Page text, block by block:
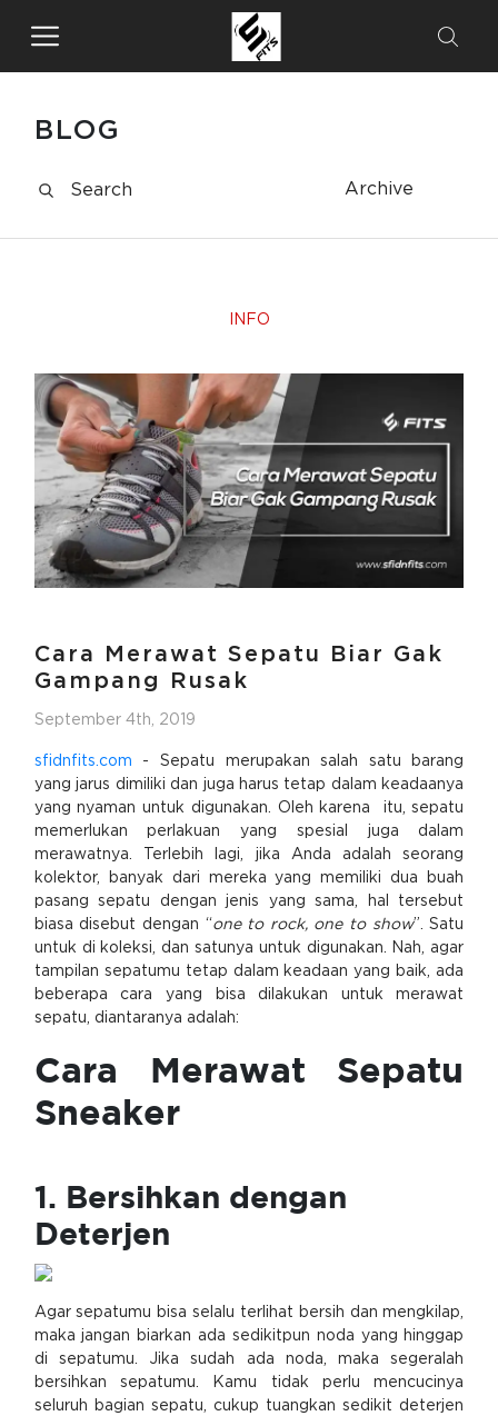
BLOG
Archive
INFO
Cara Merawat Sepatu Biar Gak
Gampang Rusak
September 4th, 2019
sfidnfits.com - Sepatu merupakan salah satu barang
yang jarus dimiliki dan juga harus tetap dalam keadaanya
yang nyaman untuk digunakan. Oleh karena itu, sepatu
memerlukan perlakuan yang spesial juga dalam
merawatnya. Terlebih lagi, jika Anda adalah seorang
kolektor, banyak dari mereka yang memiliki dua buah
pasang sepatu dengan jenis yang sama, hal tersebut
biasa disebut dengan “one to rock, one to show”. Satu
untuk di koleksi, dan satunya untuk digunakan. Nah, agar
tampilan sepatumu tetap dalam keadaan yang baik, ada
beberapa cara yang bisa dilakukan untuk merawat
sepatu, diantaranya adalah:
Cara Merawat Sepatu
Sneaker
1. Bersihkan dengan
Deterjen
Agar sepatumu bisa selalu terlihat bersih dan mengkilap,
maka jangan biarkan ada sedikitpun noda yang hinggap
di sepatumu. Jika sudah ada noda, maka segeralah
bersihkan sepatumu. Kamu tidak perlu mencucinya
seluruh bagian sepatu, cukup tuangkan sedikit deterjen